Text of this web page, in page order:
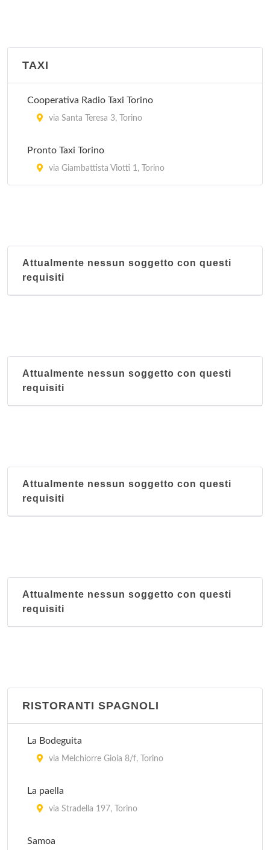
TAXI
Cooperativa Radio Taxi Torino
via Santa Teresa 3, Torino
Pronto Taxi Torino
via Giambattista Viotti 1, Torino
Attualmente nessun soggetto con questi
requisiti
Attualmente nessun soggetto con questi
requisiti
Attualmente nessun soggetto con questi
requisiti
Attualmente nessun soggetto con questi
requisiti
RISTORANTI SPAGNOLI
La Bodeguita
via Melchiorre Gioia 8/f, Torino
La paella
via Stradella 197, Torino
Samoa